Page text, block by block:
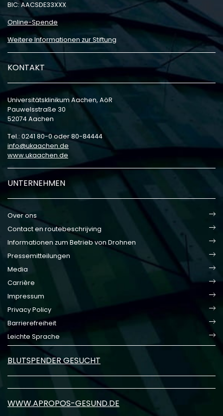
BIC: AACSDE33XXX
Online-Spende
Weitere Informationen zur Stiftung
KONTAKT
Universitätsklinikum Aachen, AöR
Pauwelsstraße 30
52074 Aachen
Tel.: 0241 80-0 oder 80-84444
info
ukaachen de
www.ukaachen.de
UNTERNEHMEN
Over ons
Contact en routebeschrijving
Informationen zum Betrieb von Drohnen
Pressemitteilungen
Media
Carrière
Impressum
Privacy Policy
Barrierefreiheit
Leichte Sprache
BLUTSPENDER GESUCHT
WWW.APROPOS-GESUND.DE